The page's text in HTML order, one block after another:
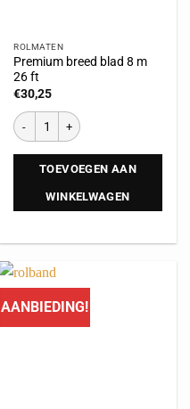
ROLMATEN
Premium breed blad 8 m
26 ft
€30,25
TOEVOEGEN AAN
WINKELWAGEN
AANBIEDING!